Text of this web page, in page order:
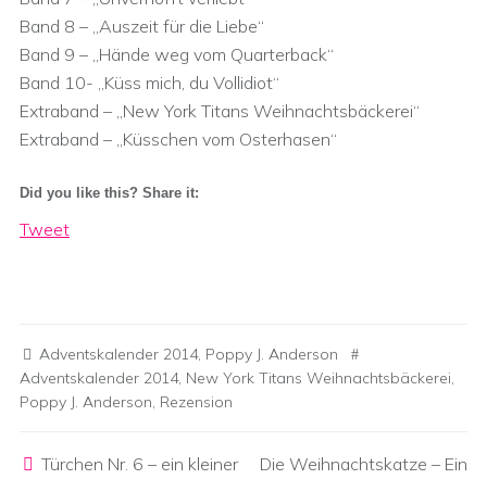
Band 8 – „Auszeit für die Liebe“
Band 9 – „Hände weg vom Quarterback“
Band 10- „Küss mich, du Vollidiot“
Extraband – „New York Titans Weihnachtsbäckerei“
Extraband – „Küsschen vom Osterhasen“
Did you like this? Share it:
Tweet
Adventskalender 2014, Poppy J. Anderson
Adventskalender 2014, New York Titans Weihnachtsbäckerei,
Poppy J. Anderson, Rezension
Türchen Nr. 6 – ein kleiner
Die Weihnachtskatze – Ein